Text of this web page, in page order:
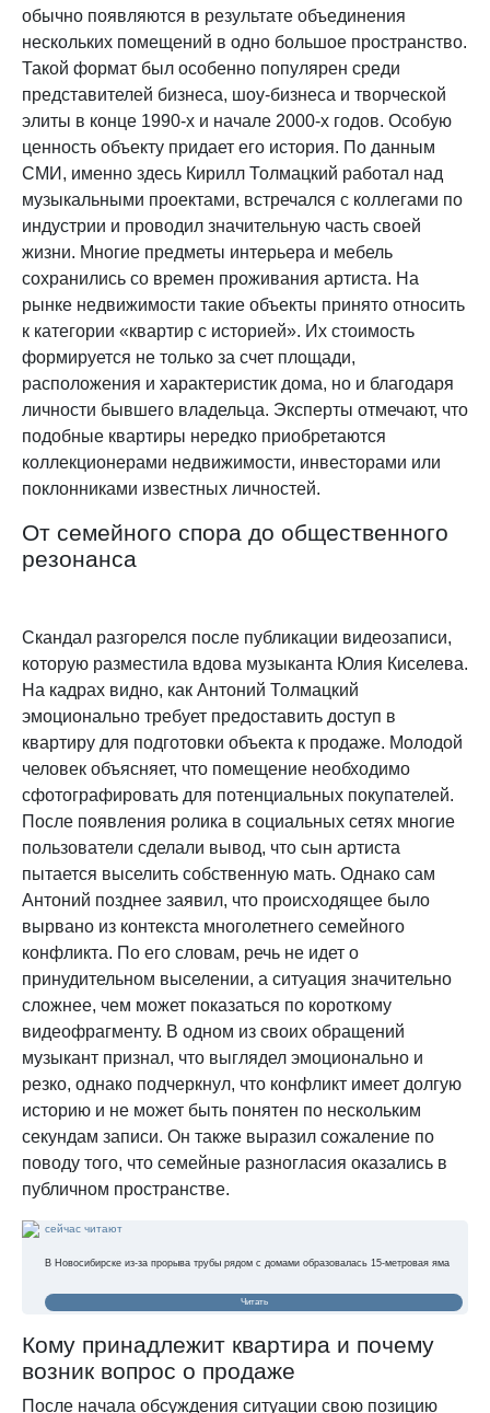
обычно появляются в результате объединения
нескольких помещений в одно большое пространство.
Такой формат был особенно популярен среди
представителей бизнеса, шоу-бизнеса и творческой
элиты в конце 1990-х и начале 2000-х годов. Особую
ценность объекту придает его история. По данным
СМИ, именно здесь Кирилл Толмацкий работал над
музыкальными проектами, встречался с коллегами по
индустрии и проводил значительную часть своей
жизни. Многие предметы интерьера и мебель
сохранились со времен проживания артиста. На
рынке недвижимости такие объекты принято относить
к категории «квартир с историей». Их стоимость
формируется не только за счет площади,
расположения и характеристик дома, но и благодаря
личности бывшего владельца. Эксперты отмечают, что
подобные квартиры нередко приобретаются
коллекционерами недвижимости, инвесторами или
поклонниками известных личностей.
От семейного спора до общественного
резонанса
Скандал разгорелся после публикации видеозаписи,
которую разместила вдова музыканта Юлия Киселева.
На кадрах видно, как Антоний Толмацкий
эмоционально требует предоставить доступ в
квартиру для подготовки объекта к продаже. Молодой
человек объясняет, что помещение необходимо
сфотографировать для потенциальных покупателей.
После появления ролика в социальных сетях многие
пользователи сделали вывод, что сын артиста
пытается выселить собственную мать. Однако сам
Антоний позднее заявил, что происходящее было
вырвано из контекста многолетнего семейного
конфликта. По его словам, речь не идет о
принудительном выселении, а ситуация значительно
сложнее, чем может показаться по короткому
видеофрагменту. В одном из своих обращений
музыкант признал, что выглядел эмоционально и
резко, однако подчеркнул, что конфликт имеет долгую
историю и не может быть понятен по нескольким
секундам записи. Он также выразил сожаление по
поводу того, что семейные разногласия оказались в
публичном пространстве.
сейчас читают
В Новосибирске из-за прорыва трубы рядом с домами образовалась 15-метровая яма
Читать
Кому принадлежит квартира и почему
возник вопрос о продаже
После начала обсуждения ситуации свою позицию